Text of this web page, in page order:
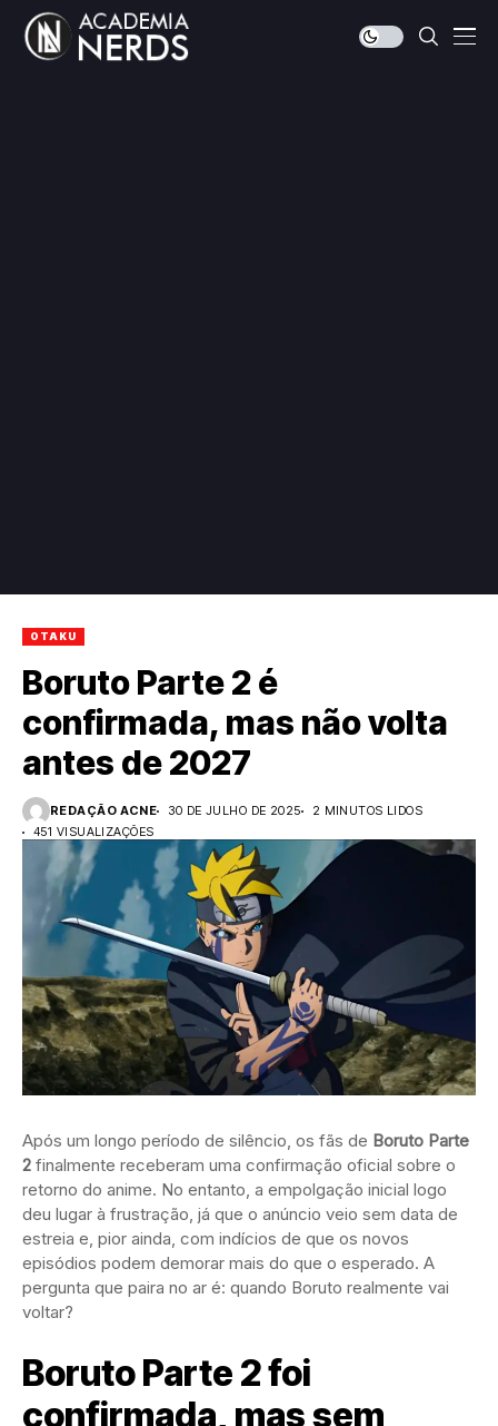
OTAKU
Boruto Parte 2 é
confirmada, mas não volta
antes de 2027
REDAÇÃO ACNE 30 DE JULHO DE 2025
2 MINUTOS LIDOS
451 VISUALIZAÇÕES
Após um longo período de silêncio, os fãs de Boruto Parte
2 finalmente receberam uma confirmação oficial sobre o
retorno do anime. No entanto, a empolgação inicial logo
deu lugar à frustração, já que o anúncio veio sem data de
estreia e, pior ainda, com indícios de que os novos
episódios podem demorar mais do que o esperado. A
pergunta que paira no ar é: quando Boruto realmente vai
voltar?
Boruto Parte 2 foi
confirmada, mas sem